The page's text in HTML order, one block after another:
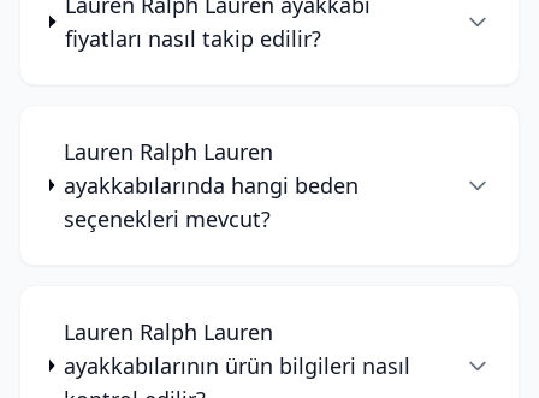
fiyatları nasıl takip edilir?
Lauren Ralph Lauren
ayakkabılarında hangi beden
seçenekleri mevcut?
Lauren Ralph Lauren
ayakkabılarının ürün bilgileri nasıl